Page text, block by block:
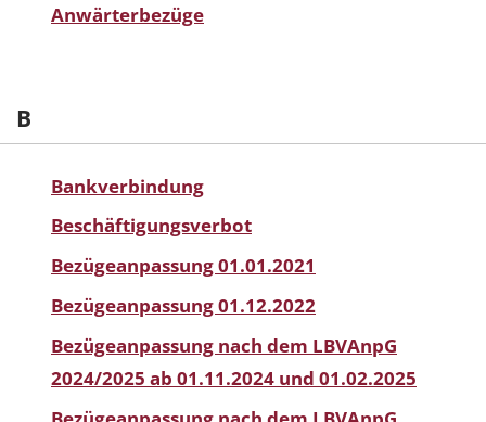
Anwärterbezüge
B
Bankverbindung
Beschäftigungsverbot
Bezügeanpassung 01.01.2021
Bezügeanpassung 01.12.2022
Bezügeanpassung nach dem LBVAnpG
2024/2025 ab 01.11.2024 und 01.02.2025